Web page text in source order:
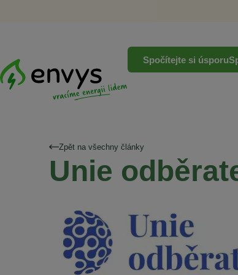
Spočítejte si úsporu
Zpět na všechny články
Unie